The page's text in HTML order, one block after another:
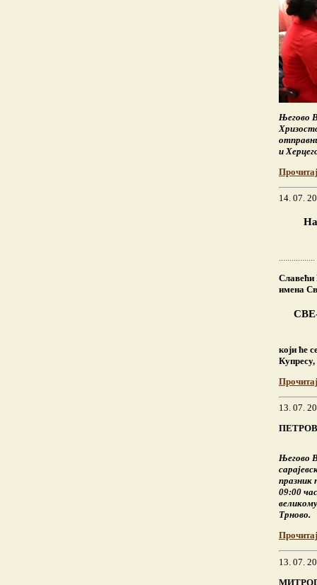
Његово
и
14. 07.
.................
Славећи
имена
који ће
Купресу,
13. 07.
Његово
празник
09:00
Трново.
13. 07.